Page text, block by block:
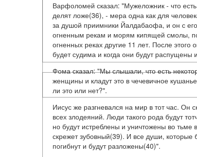
Варфоломей сказал: "Мужеложник - что
делят ложе(36), - мера одна как для
за душой приимники Йалдабаофа, и он с
огненным рекам и морям кипящей смолы,
огненных реках другие 11 лет. После
будет судима и когда они будут распущены
Фома сказал: "Мы слышали, что есть
женщины и кладут это в чечевичное
ли это или нет?".
Иисус же разгневался на мир в тот час. Он
всех злодеяний. Люди такого рода будут
но будут истреблены и уничтожены во
скрежет зубовный(39). И все души,
погибнут и будут разложены(40)".